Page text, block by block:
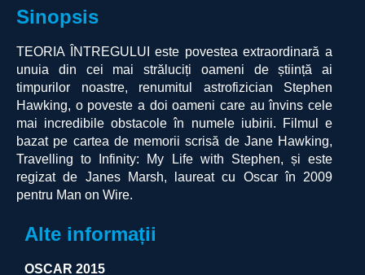
Sinopsis
TEORIA ÎNTREGULUI este povestea extraordinară a
unuia din cei mai străluciți oameni de știință ai
timpurilor noastre, renumitul astrofizician Stephen
Hawking, o poveste a doi oameni care au învins cele
mai incredibile obstacole în numele iubirii. Filmul e
bazat pe cartea de memorii scrisă de Jane Hawking,
Travelling to Infinity: My Life with Stephen, și este
regizat de Janes Marsh, laureat cu Oscar în 2009
pentru Man on Wire.
Alte informații
OSCAR 2015